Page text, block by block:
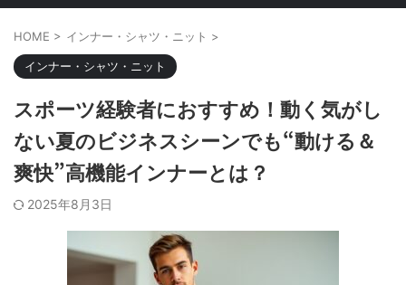
HOME > インナー・シャツ・ニット >
インナー・シャツ・ニット
スポーツ経験者におすすめ！動く気がし
ない夏のビジネスシーンでも“動ける＆
爽快”高機能インナーとは？
2025年8月3日